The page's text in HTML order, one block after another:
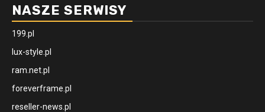
NASZE SERWISY
199.pl
lux-style.pl
ram.net.pl
foreverframe.pl
reseller-news.pl